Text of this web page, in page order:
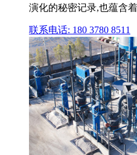
演化的秘密记录,也蕴含
联系电话: 180 3780 8511